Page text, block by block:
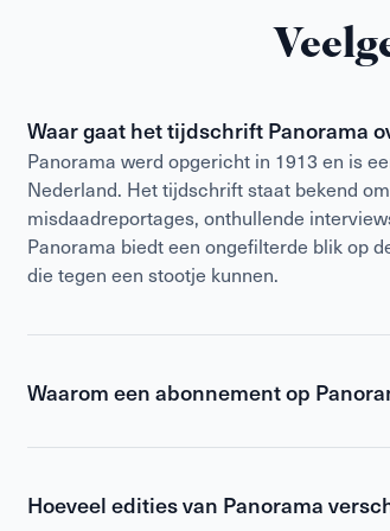
Waar gaat het tijdschrift Panorama
Panorama werd opgericht in 1913 en is
Nederland. Het tijdschrift staat bekend
misdaadreportages, onthullende
Panorama biedt een ongefilterde blik op
die tegen een stootje kunnen.
Waarom een abonnement op
Een abonnement op Panorama is
missen. Met een abonnement blijf je altijd
Hoeveel edities van Panorama